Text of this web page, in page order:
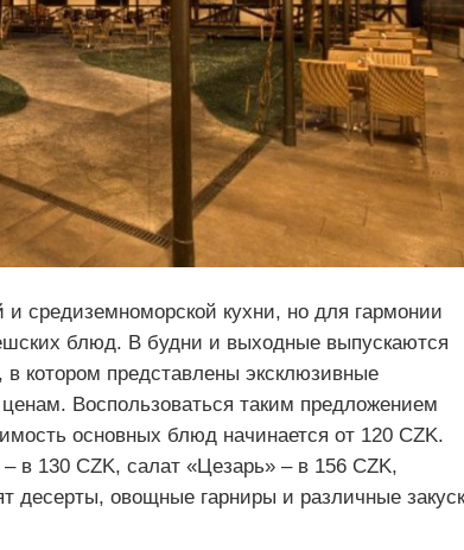
средиземноморской кухни, но для гармонии
блюд. В будни и выходные выпускаются
котором представлены эксклюзивные
Воспользоваться таким предложением
основных блюд начинается от 120 CZK.
в 130 CZK, салат «Цезарь» – в 156 CZK,
десерты, овощные гарниры и различные